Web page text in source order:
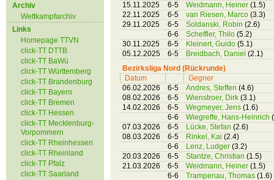
Archiv
Wettkampfarchiv
Links
Homepage TTVN
click-TT DTTB
click-TT BaWü
click-TT Württemberg
click-TT Brandenburg
click-TT Bayern
click-TT Bremen
click-TT Hessen
click-TT Mecklenburg-
Vorpommern
click-TT Rheinhessen
click-TT Rheinland
click-TT Pfalz
click-TT Saarland
15.11.2025
6-5 Weidmann, Heiner (1.5)
22.11.2025
6-5 van Riesen, Marco (3.3)
29.11.2025
6-5 Soldanski, Robin (2.6)
6-6
Scheffler, Thilo (5.2)
30.11.2025
6-5 Kleinert, Guido (5.1)
05.12.2025
6-5 Breidbach, Daniel (2.1)
Bezirksliga Nord (Rückrunde)
Datum
Gegner
06.02.2026
6-5 Andres, Steffen (4.6)
08.02.2026
6-5 Wienstroer, Dirk (3.1)
14.02.2026
6-5 Wegmeyer, Jens (1.6)
6-6
Wiegreffe, Hans-Heinrich
07.03.2026
6-5 Lücke, Stefan (2.6)
08.03.2026
6-5 Rinkel, Kai (2.4)
6-6
Lenz, Ludger (3.2)
20.03.2026
6-5 Stantze, Christian (1.5)
21.03.2026
6-5 Weidmann, Heiner (1.5)
6-6
Trampenau, Thomas (1.6)